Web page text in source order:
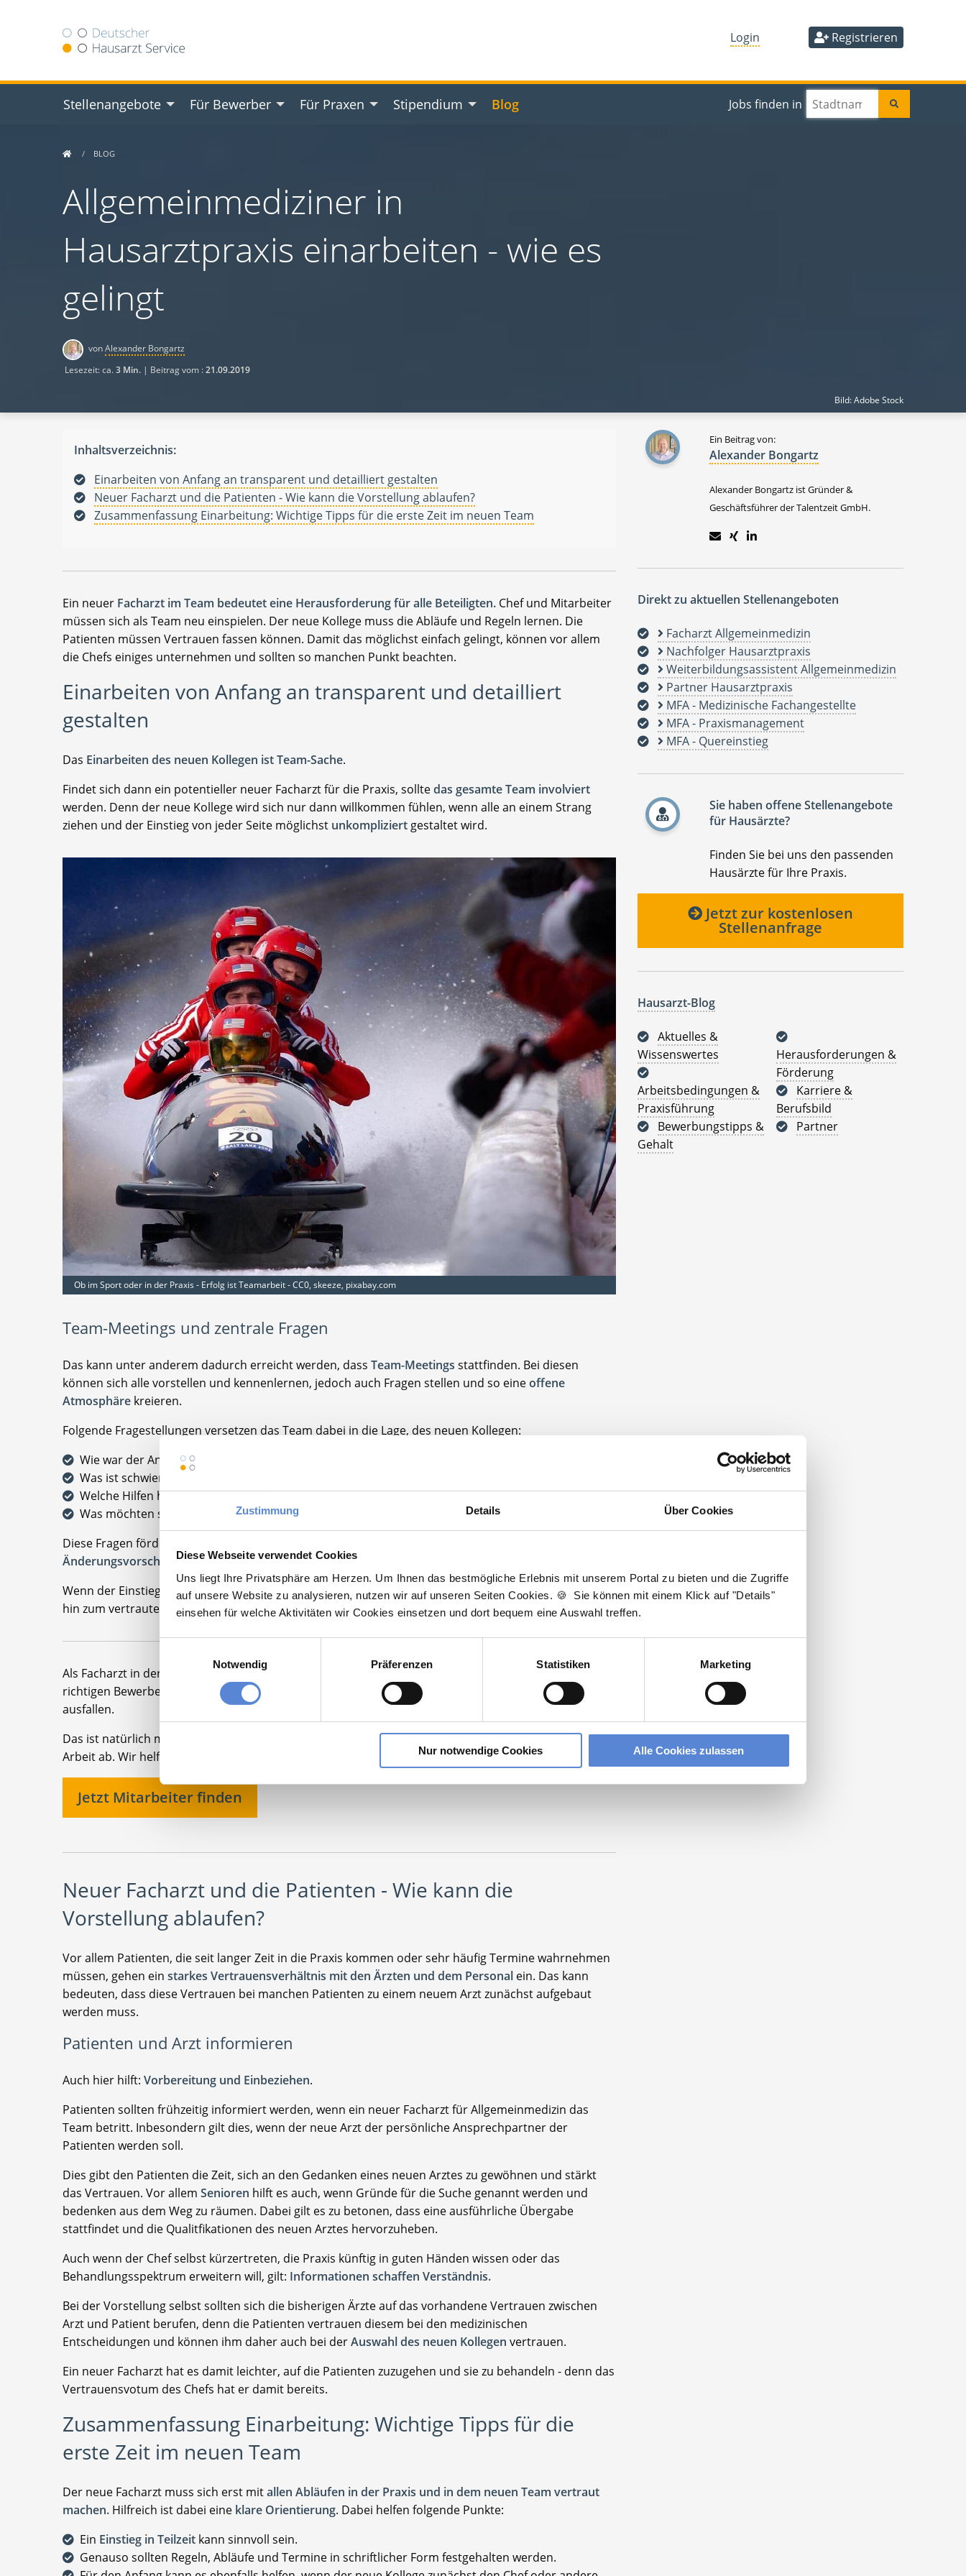
Zustimmung Details Über Cookies
Diese Webseite verwendet Cookies
Uns liegt Ihre Privatsphäre am Herzen. Um Ihnen das bestmögliche Erlebnis mit unserem Portal zu bieten und die Zugriffe
auf unsere Website zu analysieren, nutzen wir auf unseren Seiten Cookies. 🍪 Sie können mit einem Klick auf "Details"
einsehen für welche Aktivitäten wir Cookies einsetzen und dort bequem eine Auswahl treffen.
Einwilligungsauswahl
Notwendig
Präferenzen Statistiken Marketing
Nur notwendige Cookies Alle Cookies zulassen
Login Registrieren
Stellenangebote Für Bewerber Für Praxen Stipendium Blog Jobs finden in
BLOG
Allgemeinmediziner in
Hausarztpraxis einarbeiten - wie es
gelingt
vonAlexander Bongartz
Lesezeit: ca.3 Min. | Beitrag vom :21.09.2019
Bild: Adobe Stock
Inhaltsverzeichnis:
Einarbeiten von Anfang an transparent und detailliert gestalten
Neuer Facharzt und die Patienten - Wie kann die Vorstellung ablaufen?
Zusammenfassung Einarbeitung: Wichtige Tipps für die erste Zeit im neuen Team
Ein neuer Facharzt im Team bedeutet eine Herausforderung für alle Beteiligten. Chef und Mitarbeiter
müssen sich als Team neu einspielen. Der neue Kollege muss die Abläufe und Regeln lernen. Die
Patienten müssen Vertrauen fassen können. Damit das möglichst einfach gelingt, können vor allem
die Chefs einiges unternehmen und sollten so manchen Punkt beachten.
Einarbeiten von Anfang an transparent und detailliert
gestalten
Das Einarbeiten des neuen Kollegen ist Team-Sache.
Findet sich dann ein potentieller neuer Facharzt für die Praxis, solltedas gesamte Team involviert
werden. Denn der neue Kollege wird sich nur dann willkommen fühlen, wenn alle an einem Strang
ziehen und der Einstieg von jeder Seite möglichst unkompliziert gestaltet wird.
Ob im Sport oder in der Praxis - Erfolg ist Teamarbeit - CC0, skeeze, pixabay.com
Team-Meetings und zentrale Fragen
Das kann unter anderem dadurch erreicht werden, dass Team-Meetings stattfinden. Bei diesen
können sich alle vorstellen und kennenlernen, jedoch auch Fragen stellen und so eineoffene
Atmosphäre kreieren.
Folgende Fragestellungen versetzen das Team dabei in die Lage, des neuen Kollegen:
Wie war der Anfang in der Praxis oder in dem Team für jeden einzelnen?
Was ist schwierig zu verstehen?
Welche Hilfen hätten sich die Mitarbeiter gewünscht?
Was möchten sie nicht mehr missen?
Diese Fragen fördern das
Änderungsvorschlägen des neuen Mitarbeiters.
Wenn der Einstieg von gegenseitiger Empathie geprägt ist, beugt dies Konflikte vor und kann den Weg
hin zum vertrauten Kollegen deutlich leichter gestalten.
Als Facharzt in der Allgemeinmedizin sind Stellenangebote leicht zu finden. Um damit aber auch die
richtigen Bewerber anzuziehen, sollte die
Ausschreibung sehr klar, transparent und detailliert
ausfallen.
Das ist natürlich mit viel Arbeit verbunden. Der Deutsche Hausarzt Service nimmt Ihnen genau diese
Arbeit ab. Wir helfen Ihnen,
zu finden.
Jetzt Mitarbeiter finden
Neuer Facharzt und die Patienten - Wie kann die
Vorstellung ablaufen?
Vor allem Patienten, die seit langer Zeit in die Praxis kommen oder sehr häufig Termine wahrnehmen
müssen, gehen ein starkes Vertrauensverhältnis mit den Ärzten und dem Personal ein. Das kann
bedeuten, dass diese Vertrauen bei manchen Patienten zu einem neuem Arzt zunächst aufgebaut
werden muss.
Patienten und Arzt informieren
Auch hier hilft: Vorbereitung und Einbeziehen.
Patienten sollten frühzeitig informiert werden, wenn ein neuer Facharzt für Allgemeinmedizin das
Team betritt. Inbesondern gilt dies, wenn der neue Arzt der persönliche Ansprechpartner der
Patienten werden soll.
Dies gibt den Patienten die Zeit, sich an den Gedanken eines neuen Arztes zu gewöhnen und stärkt
das Vertrauen. Vor allem Senioren hilft es auch, wenn Gründe für die Suche genannt werden und
bedenken aus dem Weg zu räumen. Dabei gilt es zu betonen, dass eine ausführliche Übergabe
stattfindet und die Qualitfikationen des neuen Arztes hervorzuheben.
Auch wenn der Chef selbst kürzertreten, die Praxis künftig in guten Händen wissen oder das
Behandlungsspektrum erweitern will, gilt: Informationen schaffen Verständnis.
Bei der Vorstellung selbst sollten sich die bisherigen Ärzte auf das vorhandene Vertrauen zwischen
Arzt und Patient berufen, denn die Patienten vertrauen diesem bei den medizinischen
Entscheidungen und können ihm daher auch bei derAuswahl des neuen Kollegen vertrauen.
Ein neuer Facharzt hat es damit leichter, auf die Patienten zuzugehen und sie zu behandeln - denn das
Vertrauensvotum des Chefs hat er damit bereits.
Zusammenfassung Einarbeitung: Wichtige Tipps für die
erste Zeit im neuen Team
Der neue Facharzt muss sich erst mitallen Abläufen in der Praxis und in dem neuen Team vertraut
machen. Hilfreich ist dabei eine klare Orientierung. Dabei helfen folgende Punkte:
Ein Einstieg in Teilzeit kann sinnvoll sein.
Genauso sollten Regeln, Abläufe und Termine in schriftlicher Form festgehalten werden.
Ein Beitrag von:
Alexander Bongartz
Alexander Bongartz ist Gründer &
Geschäftsführer der Talentzeit GmbH.
Direkt zu aktuellen Stellenangeboten
Facharzt Allgemeinmedizin
Nachfolger Hausarztpraxis
Weiterbildungsassistent Allgemeinmedizin
Partner Hausarztpraxis
MFA - Medizinische Fachangestellte
MFA - Praxismanagement
MFA - Quereinstieg
Sie haben offene Stellenangebote
für Hausärzte?
Finden Sie bei uns den passenden
Hausärzte für Ihre Praxis.
Jetzt zur kostenlosen
Stellenanfrage
Hausarzt-Blog
Aktuelles &
Wissenswertes
Arbeitsbedingungen &
Praxisführung
Bewerbungstipps &
Gehalt
Herausforderungen &
Förderung
Karriere &
Berufsbild
Partner